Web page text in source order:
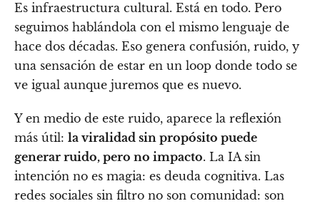
Es infraestructura cultural. Está en todo. Pero
seguimos hablándola con el mismo lenguaje de
hace dos décadas. Eso genera confusión, ruido, y
una sensación de estar en un loop donde todo se
ve igual aunque juremos que es nuevo.
Y en medio de este ruido, aparece la reflexión
más útil: la viralidad sin propósito puede
generar ruido, pero no impacto. La IA sin
intención no es magia: es deuda cognitiva. Las
redes sociales sin filtro no son comunidad: son